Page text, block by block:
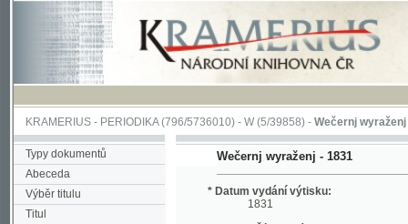
KRAMERIUS-PERIODIKA(796/5736010) -W(5/39858) -Wečernj wyraženj(1/
Typy dokumentů
Abeceda
Výběr titulu
Titul
Ročník
Wečernj wyraženj - 1831
* Datum vydání výtisku:
1831
* Číslo stránky: